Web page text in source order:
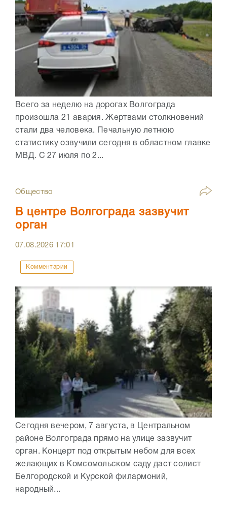
Всего за неделю на дорогах Волгограда
произошла 21 авария. Жертвами столкновений
стали два человека. Печальную летнюю
статистику озвучили сегодня в областном главке
МВД. С 27 июля по 2...
Общество
В центре Волгограда зазвучит
орган
07.08.2026 17:01
Комментарии
Сегодня вечером, 7 августа, в Центральном
районе Волгограда прямо на улице зазвучит
орган. Концерт под открытым небом для всех
желающих в Комсомольском саду даст солист
Белгородской и Курской филармоний,
народный...